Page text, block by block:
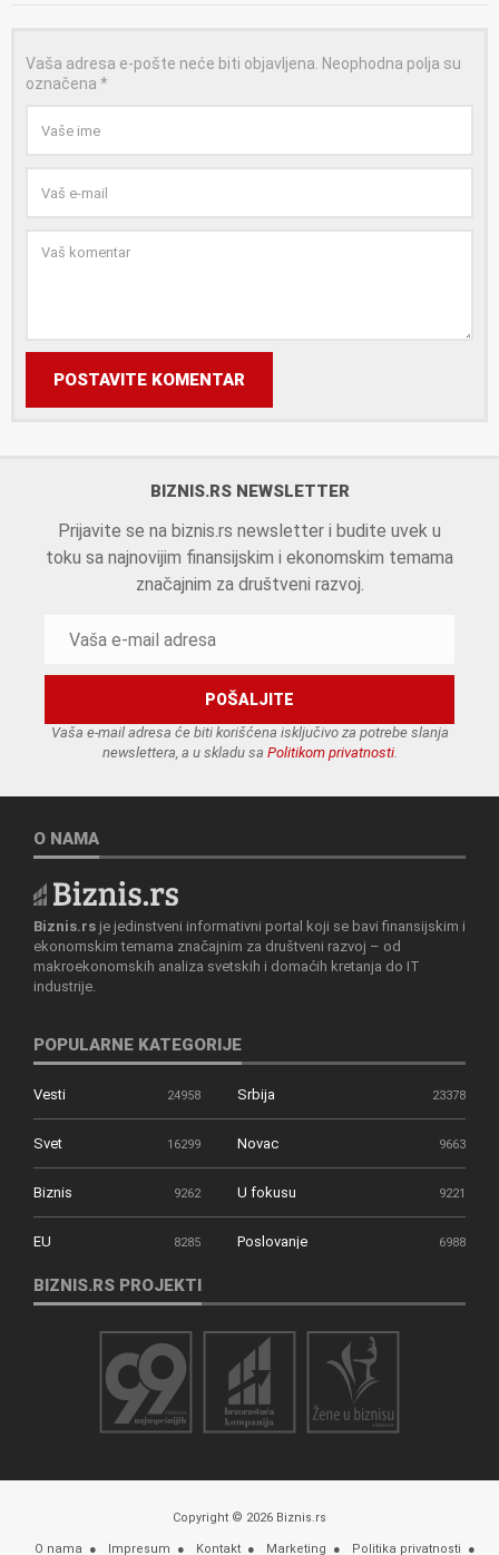
Vaša adresa e-pošte neće biti objavljena. Neophodna polja su
označena *
POSTAVITE KOMENTAR
BIZNIS.RS NEWSLETTER
Prijavite se na biznis.rs newsletter i budite uvek u
toku sa najnovijim finansijskim i ekonomskim temama
značajnim za društveni razvoj.
Vaša e-mail adresa će biti korišćena isključivo za potrebe slanja
newslettera, a u skladu sa Politikom privatnosti.
O NAMA
Biznis.rs je jedinstveni informativni portal koji se bavi finansijskim i
ekonomskim temama značajnim za društveni razvoj – od
makroekonomskih analiza svetskih i domaćih kretanja do IT
industrije.
POPULARNE KATEGORIJE
Vesti 24958 Srbija 23378
Svet 16299 Novac 9663
Biznis 9262 U fokusu 9221
EU 8285 Poslovanje 6988
BIZNIS.RS PROJEKTI
Copyright © 2026 Biznis.rs
O nama Impresum Kontakt Marketing Politika privatnosti